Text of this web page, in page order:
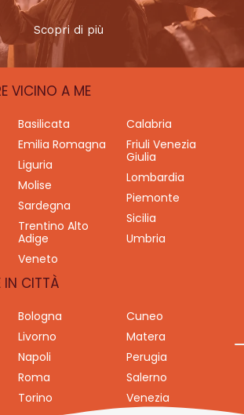
Scopri di più
VICINO A ME
Basilicata
Calabria
Emilia Romagna
Friuli Venezia
Giulia
Liguria
Lombardia
Molise
Piemonte
Sardegna
Sicilia
Trentino Alto
Adige
Umbria
Veneto
IN CITTÀ
Bologna
Cuneo
Livorno
Matera
Napoli
Perugia
Roma
Salerno
Torino Venezia